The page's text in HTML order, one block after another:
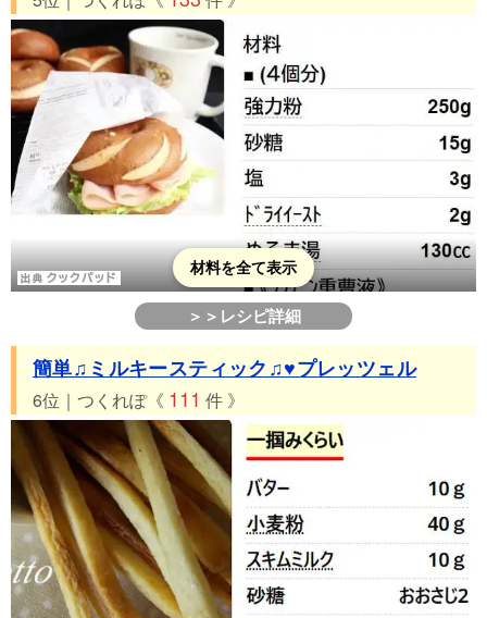
材料を全て表示
＞＞レシピ詳細
簡単♫ミルキースティック♫♥プレッツェル
6位｜つくれぽ《 111 件 》